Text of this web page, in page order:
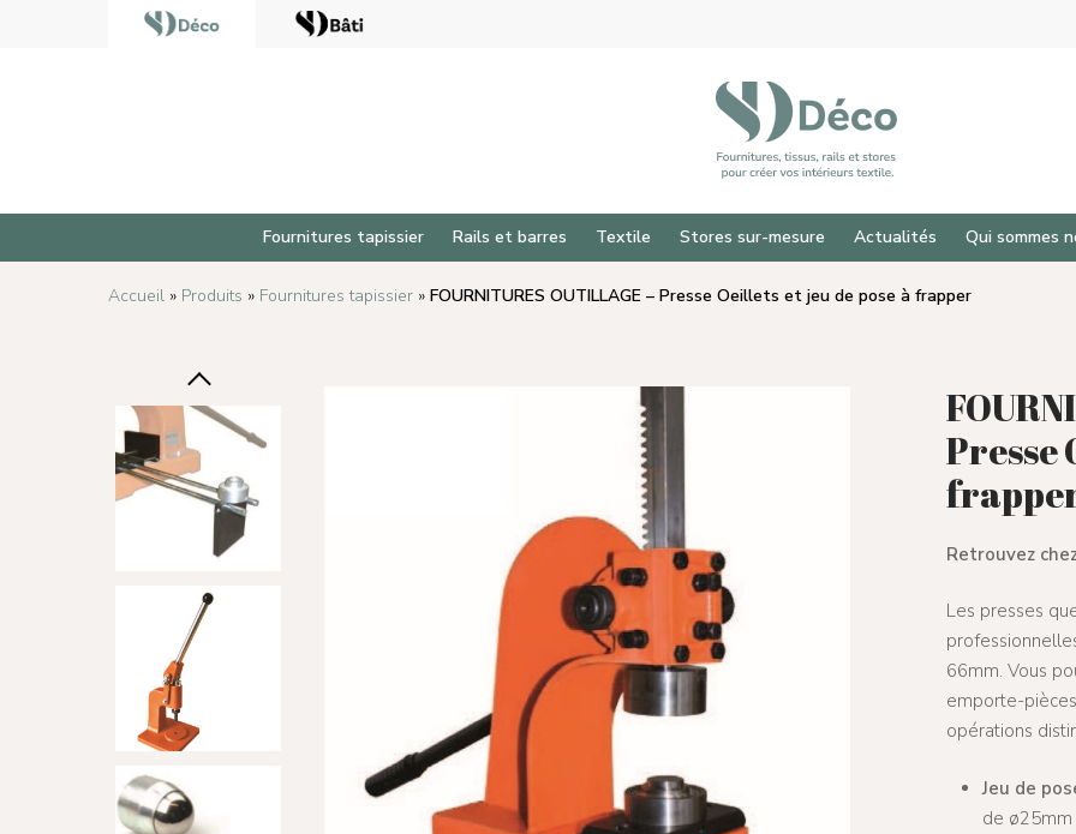
Fournitures tapissier Rails et barres Textile Stores sur-mesure Actualités Qui sommes
Accueil » Produits » Fournitures tapissier » FOURNITURES OUTILLAGE – Presse Oeillets et jeu de pose à frapper
Presse
Retrouvez
Les presses
66mm. Vous
emporte-
opérations
Jeu de
de